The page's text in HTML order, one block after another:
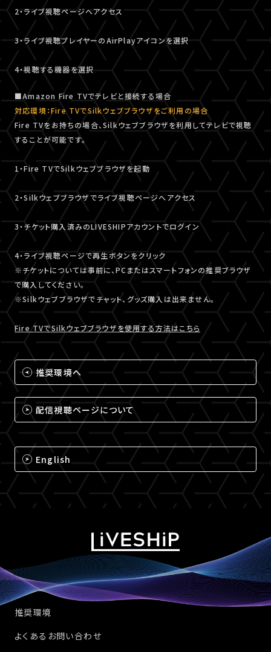
2・ライブ視聴ページへアクセス
3・ライブ視聴プレイヤーのAirPlayアイコンを選択
4・視聴する機器を選択
■Amazon Fire TVでテレビと接続する場合
対応環境：Fire TVでSilkウェブブラウザをご利用の場合
Fire TVをお持ちの場合、Silkウェブブラウザを利用してテレビで視聴
することが可能です。
1・Fire TVでSilkウェブブラウザを起動
2・Silkウェブブラウザでライブ視聴ページへアクセス
3・チケット購入済みのLIVESHIPアカウントでログイン
4・ライブ視聴ページで再生ボタンをクリック
※チケットについては事前に、PCまたはスマートフォンの推奨ブラウザ
で購入してください。
※Silkウェブブラウザでチャット、グッズ購入は出来ません。
Fire TVでSilkウェブブラウザを使用する方法はこちら
推奨環境へ
配信視聴ページについて
English
推奨環境
よくあるお問い合わせ